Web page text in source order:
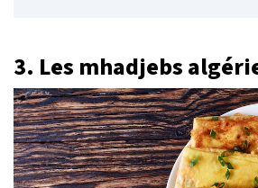
3. Les mhadjebs